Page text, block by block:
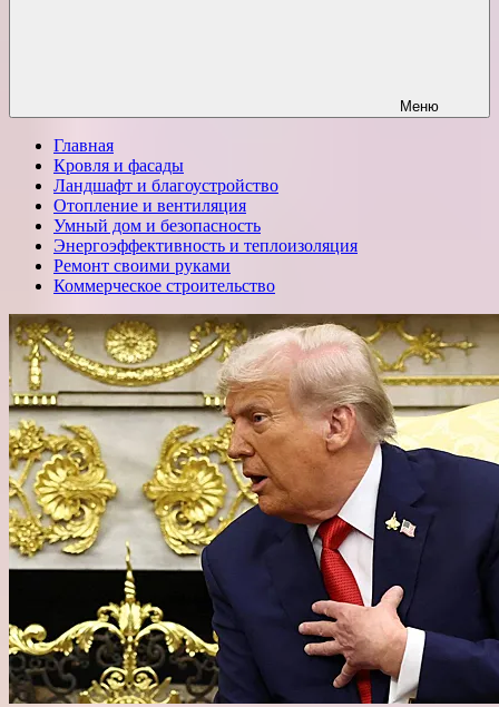
Меню
Главная
Кровля и фасады
Ландшафт и благоустройство
Отопление и вентиляция
Умный дом и безопасность
Энергоэффективность и теплоизоляция
Ремонт своими руками
Коммерческое строительство